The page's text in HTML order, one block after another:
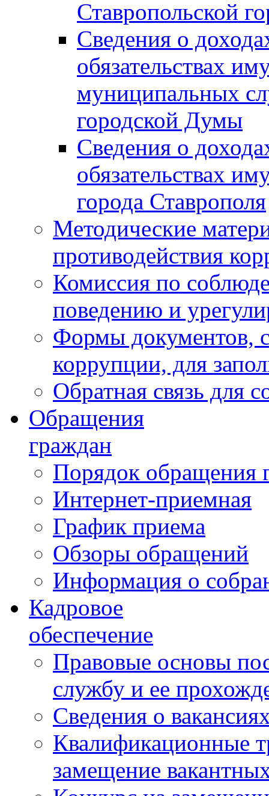
Ставропольской
Сведения о
обязательствах
муниципальных
городской Думы
Сведения о
обязательствах
города Ставрополя
Методические
противодействия
Комиссия по
поведению и
Формы документов,
коррупции, для
Обратная связь для
Обращения
граждан
Порядок обращения
Интернет-приемная
График приема
Обзоры обращений
Информация о
Кадровое
обеспечение
Правовые основы
службу и ее
Сведения о
Квалификационные
замещение